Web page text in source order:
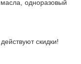
одноразовый
скидки!